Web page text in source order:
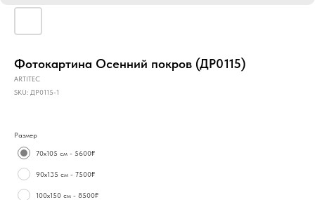
Фотокартина Осенний покров (ДР0115)
ARTITEC
SKU: ДР0115-1
Размер
70х105 см - 5600₽
90х135 см - 7500₽
100х150 см - 8500₽